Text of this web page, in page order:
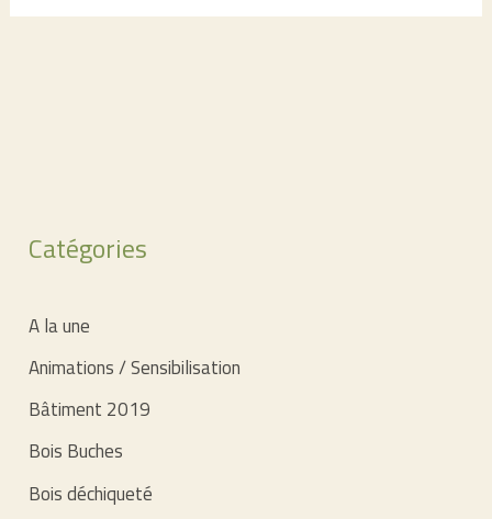
Catégories
A la une
Animations / Sensibilisation
Bâtiment 2019
Bois Buches
Bois déchiqueté